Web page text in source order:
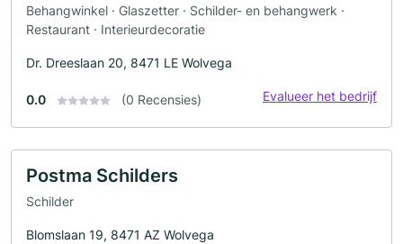
Behangwinkel · Glaszetter · Schilder- en behangwerk ·
Restaurant · Interieurdecoratie
Dr. Dreeslaan 20, 8471 LE Wolvega
0.0 (0 Recensies) Evalueer het bedrijf
Postma Schilders
Schilder
Blomslaan 19, 8471 AZ Wolvega